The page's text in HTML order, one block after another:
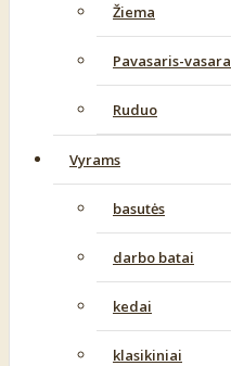
Žiema
Pavasaris-vasara
Ruduo
Vyrams
basutės
darbo batai
kedai
klasikiniai